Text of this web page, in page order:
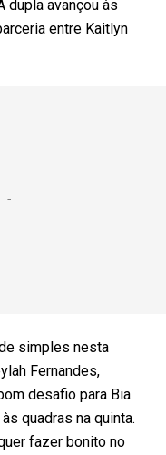
dupla avançou às
entre Kaitlyn
simples nesta
Fernandes,
desafio para Bia
quadras na quinta.
fazer bonito no